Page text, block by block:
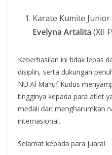
Karate Kumite
Evelyna Artalita (XII
Keberhasilan ini tidak lepas
disiplin, serta dukungan
NU Al Ma’ruf Kudus
tingginya kepada para atlet
medali dan mengharumkan
internasional.
Selamat kepada para juara!